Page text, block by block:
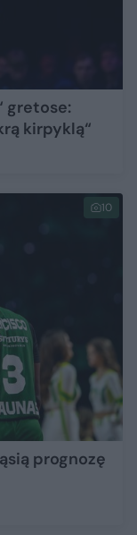
gretose:
kirpyklą“
10
prognozę